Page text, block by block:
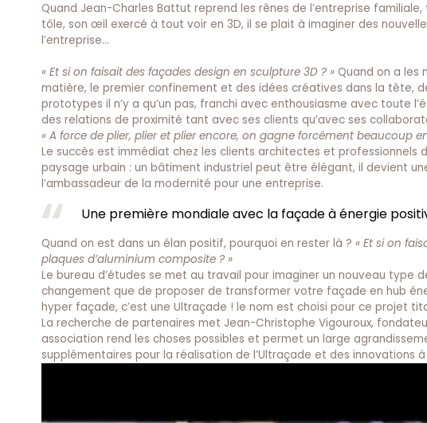
Quand Jean-Charles Battut reprend les rênes de l’entreprise
tôle, son œil exercé à tout voir en 3D, il se plait à imaginer des
l’entreprise…
« Et si on faisait des façades design en sculpture 3D ? » Quand on a les
matière, le premier confinement et des idées créatives dans la tête,
prototypes il n’y a qu’un pas, franchi avec enthousiasme avec toute
des relations de proximité tant avec ses clients qu’avec ses
« A force de plier, plier et plier encore, on gagne forcément beaucoup
Le succès est immédiat chez les clients architectes et
paysage urbain : un bâtiment industriel peut être élégant, il devient
l’ambassadeur de la modernité pour une entreprise.
Une première mondiale avec la façade à énergie
Quand on est dans un élan positif, pourquoi en rester là ? « Et si on
plaques d’aluminium composite ? »
Le bureau d’études se met au travail pour imaginer un nouveau type
changement que de proposer de transformer votre façade en hub
hyper façade, c’est une Ultraçade ! le nom est choisi pour ce projet
La recherche de partenaires met Jean-Christophe Vigouroux,
association rend les choses possibles et permet un large
supplémentaires pour la réalisation de l’Ultraçade et des innovations